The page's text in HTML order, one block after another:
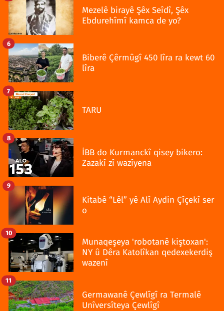
Mezelê birayê Şêx Seîdî, Şêx
Ebdurehîmî kamca de yo?
Biberê Çêrmûgî 450 lîra ra kewt 60
lîra
6
TARU
7
İBB do Kurmanckî qisey bikero:
Zazakî zî wazîyena
8
Kitabê “Lêl” yê Alî Aydin Çîçekî ser
o
9
Munaqeşeya 'robotanê kiştoxan':
NY û Dêra Katolîkan qedexekerdiş
wazenî
10
Germawanê Çewlîgî ra Termalê
Unîversîteya Çewlîgî
11